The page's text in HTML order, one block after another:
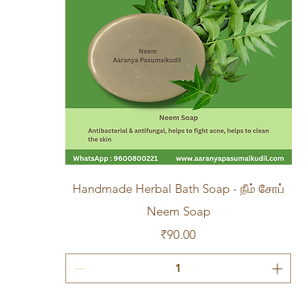
Quick View
Handmade Herbal Bath Soap - நீம் சோப்
Neem Soap
Price
₹90.00